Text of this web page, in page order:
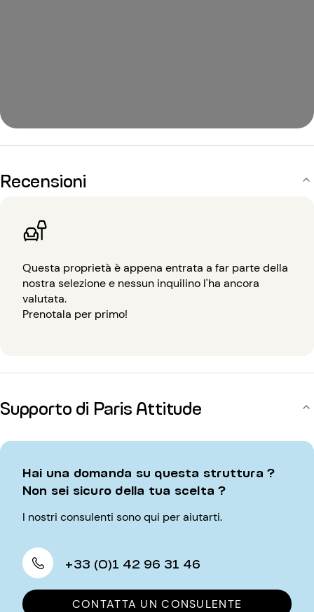
Recensioni
Questa proprietà è appena entrata a far parte della
nostra selezione e nessun inquilino l'ha ancora
valutata.
Prenotala per primo!
Supporto di Paris Attitude
Hai una domanda su questa struttura ?
Non sei sicuro della tua scelta ?
I nostri consulenti sono qui per aiutarti.
+33 (0)1 42 96 31 46
CONTATTA UN CONSULENTE